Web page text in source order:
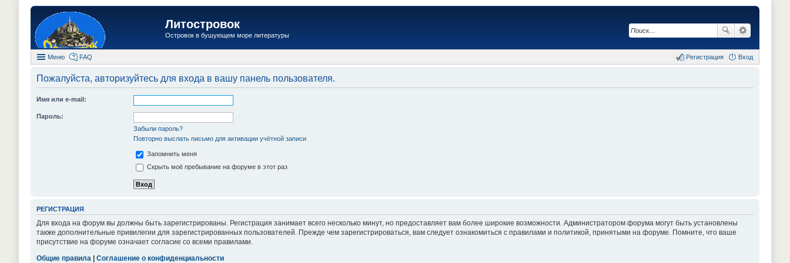
Литостровок
Островок в бушующем море литературы
Меню FAQ Вход
Регистрация
Пожалуйста, авторизуйтесь для входа в вашу панель пользователя.
Имя или e-mail:
Пароль:
Забыли пароль?
Повторно выслать письмо для активации учётной записи
Запомнить меня
Скрыть моё пребывание на форуме в этот раз
РЕГИСТРАЦИЯ
Для входа на форум вы должны быть зарегистрированы. Регистрация занимает всего несколько минут, но предоставляет вам более широкие возможности. Администратором форума могут быть установлены
также дополнительные привилегии для зарегистрированных пользователей. Прежде чем зарегистрироваться, вам следует ознакомиться с правилами и политикой, принятыми на форуме. Помните, что ваше
присутствие на форуме означает согласие со всеми правилами.
Общие правила | Соглашение о конфиденциальности